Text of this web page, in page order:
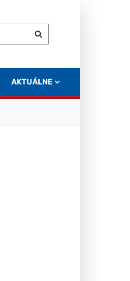
Hľadať
AKTUÁLNE